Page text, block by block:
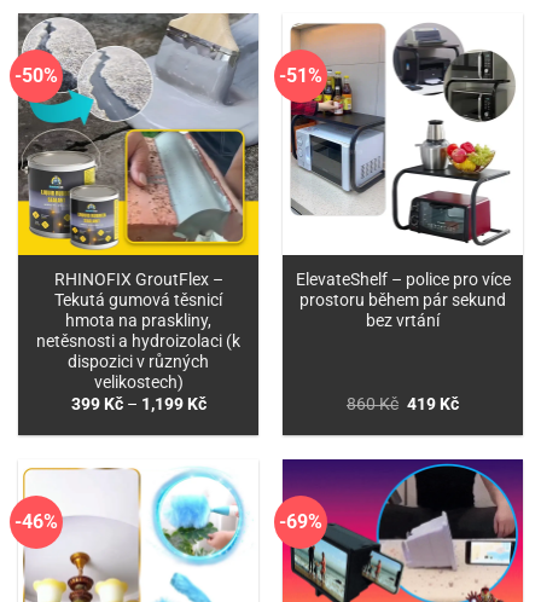
-50%
RHINOFIX GroutFlex –
Tekutá gumová těsnicí
hmota na praskliny,
netěsnosti a hydroizolaci (k
dispozici v různých
velikostech)
399 Kč – 1,199 KčRozpětí
399 Kč
1,199 Kč
-51%
ElevateShelf – police pro více
prostoru během pár sekund
bez vrtání
860Kč Původní
byla:
419 KčAktuální
je:
-46% -69%